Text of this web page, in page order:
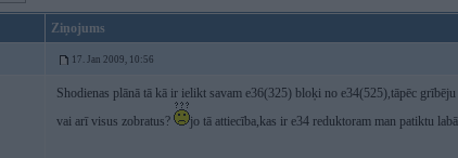
Ziņojums
17. Jan 2009, 10:56
Shodienas plānā tā kā ir ielikt savam e36(325) bloķi no e34(525),tāpēc
vai arī visus zobratus?
jo tā attiecība,kas ir e34 reduktoram man patiktu